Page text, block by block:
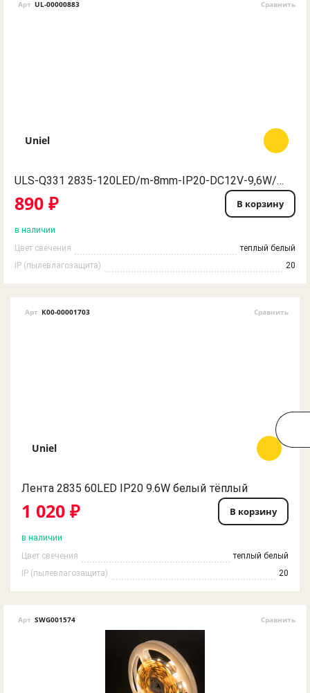
Арт UL-00000883 Сравнить
Uniel
ULS-Q331 2835-120LED/m-8mm-IP20-DC12V-9,6W/m-5M-WW Гибкая светодиодная лента на самоклеящейся основе. Катушка 5 м. в герметичной упаковке. Теплый белый свет. ТМ Volpe.
890 ₽ В корзину
в наличии
Цвет свечения
теплый белый
IP (пылевлагозащита)
20
Арт К00-00001703 Сравнить
Uniel
Лента 2835 60LED IP20 9.6W белый тёплый
1 020 ₽ В корзину
в наличии
Цвет свечения
теплый белый
IP (пылевлагозащита)
20
Арт SWG001574 Сравнить